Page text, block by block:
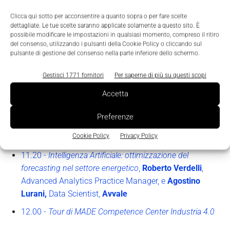
Clicca qui sotto per acconsentire a quanto sopra o per fare scelte
dettagliate. Le tue scelte saranno applicate solamente a questo sito. È
possibile modificare le impostazioni in qualsiasi momento, compreso il ritiro
del consenso, utilizzando i pulsanti della Cookie Policy o cliccando sul
pulsante di gestione del consenso nella parte inferiore dello schermo.
Gestisci 1771 fornitori Per saperne di più su questi scopi
Accetta
Preferenze
Cookie Policy Privacy Policy
Agenda
10.25 -Le opportunità di finanziamento per la
trasformazione digitale delle imprese
Alessio Garziano, Data Scientist,
11.20 -Intelligenza Artificiale: ottimizzazione del
forecasting nel settore energetico Roberto Verdelli
Advanced Analytics Practice Manager, e Agostino
Lurani, Data Scientist, Avvale
12.00 - Tour di MADE Competence Center Industria 4.0